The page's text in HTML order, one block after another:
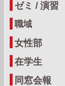
ゼミ / 演習
職域
女性部
在学生
同窓会報